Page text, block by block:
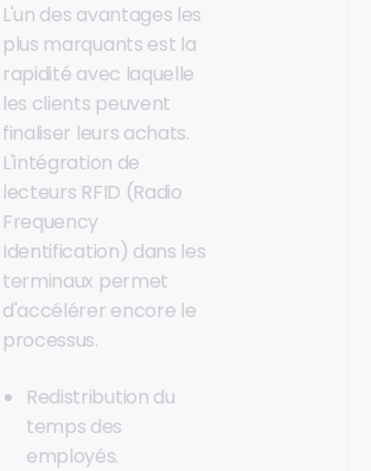
L'un des avantages les
plus marquants est la
rapidité avec laquelle
les clients peuvent
finaliser leurs achats.
L'intégration de
lecteurs RFID (Radio
Frequency
Identification) dans les
terminaux permet
d'accélérer encore le
processus.
Redistribution du
temps des
employés.